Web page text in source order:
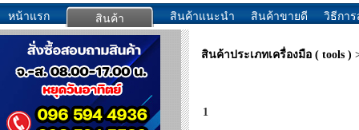
หน้าแรก สินค้า สินค้าแนะนำ สินค้าขายดี วิธีกา
สินค้าประเภทเครื่องมือ ( tools )
1